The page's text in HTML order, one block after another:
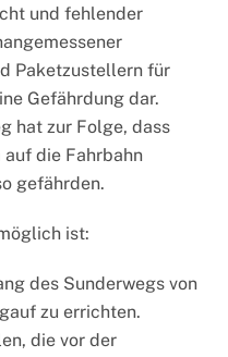
und fehlender
Paketzustellern für
Gefährdung dar.
hat zur Folge, dass
auf die Fahrbahn
gefährden.
ist:
des Sunderwegs von
zu errichten.
die vor der